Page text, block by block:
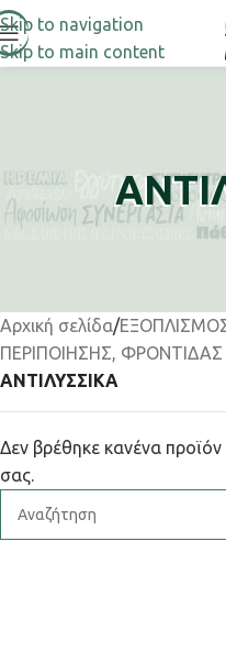
Skip to navigation
Skip to main content
Αρχική σελίδα/
ΠΕΡΙΠΟΙΗΣΗΣ, ΦΡΟΝΤΙΔΑΣ
ΑΝΤΙΛΥΣΣΙΚΑ
Δεν βρέθηκε κανένα προϊόν
σας.